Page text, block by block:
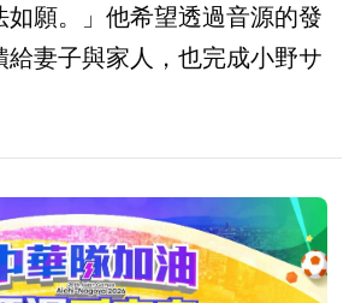
如願。」他希望透過音源的發
給妻子與家人，也完成小野サ